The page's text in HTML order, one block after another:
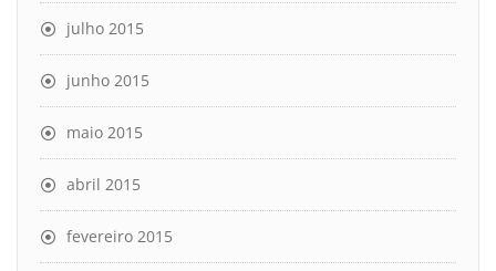
julho 2015
junho 2015
maio 2015
abril 2015
fevereiro 2015